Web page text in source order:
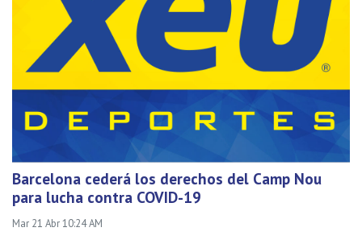
Barcelona cederá los derechos del Camp Nou
para lucha contra COVID-19
Mar 21 Abr 10:24 AM